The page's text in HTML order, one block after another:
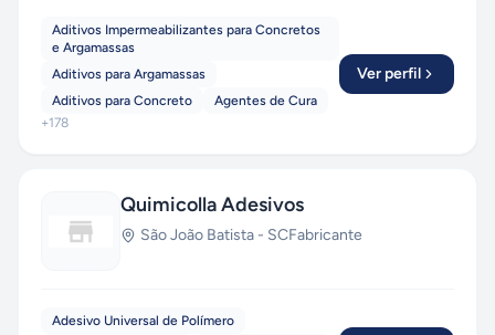
complexas. Registrada no CREA RS e membro
atuante do Instituto Brasileiro de
Impermeabilização, a Construtec investe na
constante atualização e conhecimento da
Aditivos Impermeabilizantes para Concretos
e Argamassas
Aditivos para Argamassas
Aditivos para Concreto
Agentes de Cura
+178
Ver perfil
Quimicolla Adesivos
São João Batista - SCFabricante
Adesivo Universal de Polímero